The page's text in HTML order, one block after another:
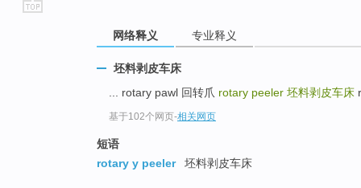
网络释义 专业释义
坯料剥皮车床
... rotary pawl 回转爪 rotary peeler 坯料剥皮车床
基于102个网页-相关网页
短语
rotary y peeler
坯料剥皮车床